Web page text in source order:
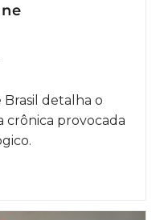
detalha o
crônica provocada